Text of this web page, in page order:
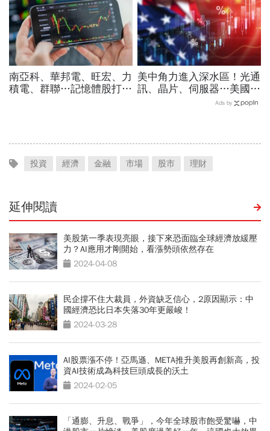
南亞科、華邦電、旺宏、力
積電、群聯…記憶體股打下
美中角力進入深水區！光通
訊、晶片、伺服器…美國制
裁加碼，謝金河示警台灣
Ads by
投資 經濟 金融 市場 股市 理財
延伸閱讀
美股第一季表現亮眼，接下來恐面臨全球經濟放緩壓
力？AI應用才剛開始，看漲勢頭依然存在
2024-04-08
民企撐不住大裁員，外資缺乏信心，2原因顯示：中
國經濟恐比日本失落30年更嚴峻！
2024-03-28
AI股票漲不停！亞馬遜、META推升美股再創新高，投
資AI技術成為科技巨頭成長的沃土
2024-02-05
「通膨、升息、戰爭」，今年全球股市飽受驚嚇，中